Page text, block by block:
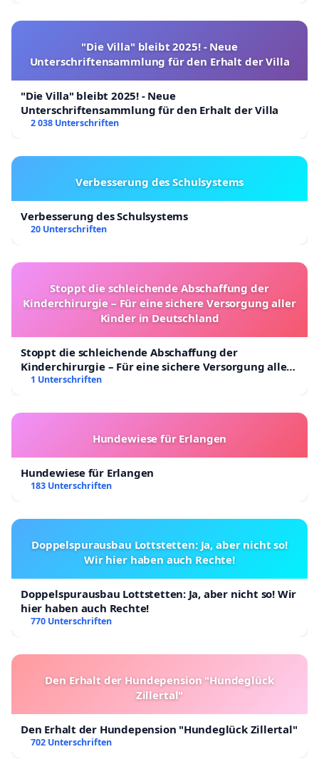
"Die Villa" bleibt 2025! - Neue
Unterschriftensammlung für den Erhalt der Villa
"Die Villa" bleibt 2025! - Neue
Unterschriftensammlung für den Erhalt der Villa
2 038 Unterschriften
Verbesserung des Schulsystems
Verbesserung des Schulsystems
20 Unterschriften
Stoppt die schleichende Abschaffung der
Kinderchirurgie – Für eine sichere Versorgung aller
Kinder in Deutschland
Stoppt die schleichende Abschaffung der
Kinderchirurgie – Für eine sichere Versorgung aller
Kinder in Deutschland
1 Unterschriften
Hundewiese für Erlangen
Hundewiese für Erlangen
183 Unterschriften
Doppelspurausbau Lottstetten: Ja, aber nicht so!
Wir hier haben auch Rechte!
Doppelspurausbau Lottstetten: Ja, aber nicht so! Wir
hier haben auch Rechte!
770 Unterschriften
Den Erhalt der Hundepension "Hundeglück
Zillertal"
Den Erhalt der Hundepension "Hundeglück Zillertal"
702 Unterschriften